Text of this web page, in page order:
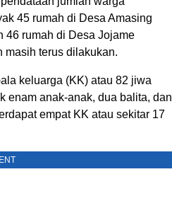
45 rumah di Desa Amasing
46 rumah di Desa Jojame
masih terus dilakukan.
keluarga (KK) atau 82 jiwa
enam anak-anak, dua balita, dan
empat KK atau sekitar 17